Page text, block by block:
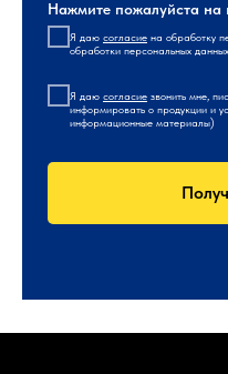
Нажмите пожалуйста на
Я даю согласие на обработку
обработки персональных данных
Я даю согласие звонить мне,
информировать о продукции и
информационные материалы)